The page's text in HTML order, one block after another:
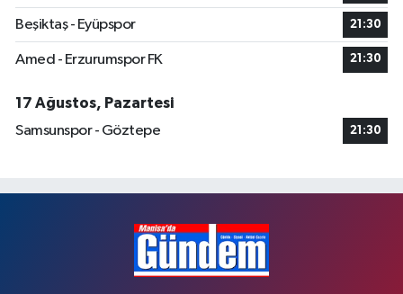
Beşiktaş - Eyüpspor 21:30
Amed - Erzurumspor FK 21:30
17 Ağustos, Pazartesi
Samsunspor - Göztepe
21:30